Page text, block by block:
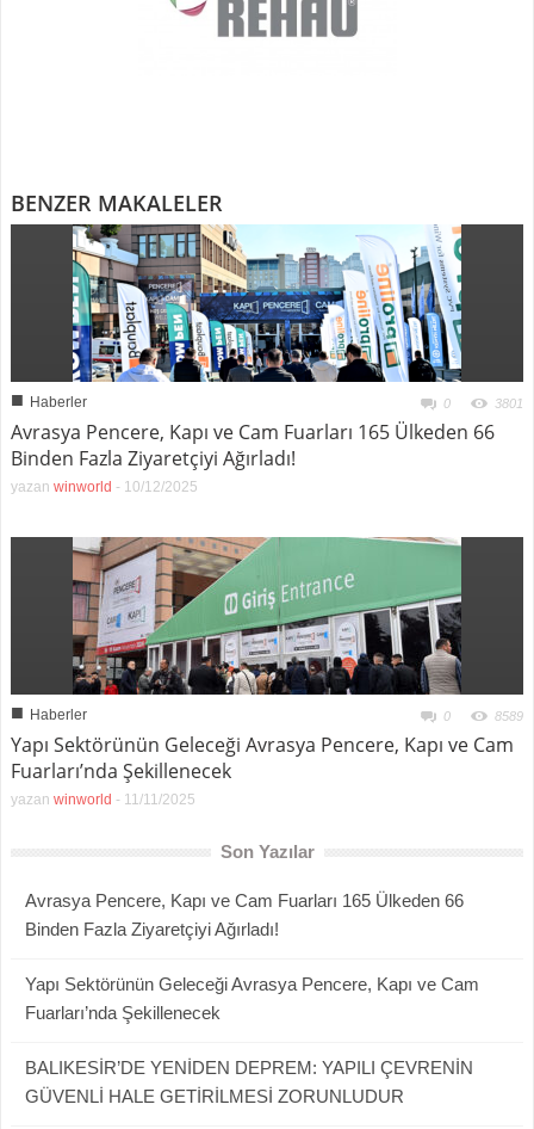
BENZER MAKALELER
■ Haberler 0 3801
Avrasya Pencere, Kapı ve Cam Fuarları 165 Ülkeden 66
Binden Fazla Ziyaretçiyi Ağırladı!
yazan winworld - 10/12/2025
■ Haberler 0 8589
Yapı Sektörünün Geleceği Avrasya Pencere, Kapı ve Cam
Fuarları’nda Şekillenecek
yazan winworld - 11/11/2025
Son Yazılar
Avrasya Pencere, Kapı ve Cam Fuarları 165 Ülkeden 66
Binden Fazla Ziyaretçiyi Ağırladı!
Yapı Sektörünün Geleceği Avrasya Pencere, Kapı ve Cam
Fuarları’nda Şekillenecek
BALIKESİR’DE YENİDEN DEPREM: YAPILI ÇEVRENİN
GÜVENLİ HALE GETİRİLMESİ ZORUNLUDUR